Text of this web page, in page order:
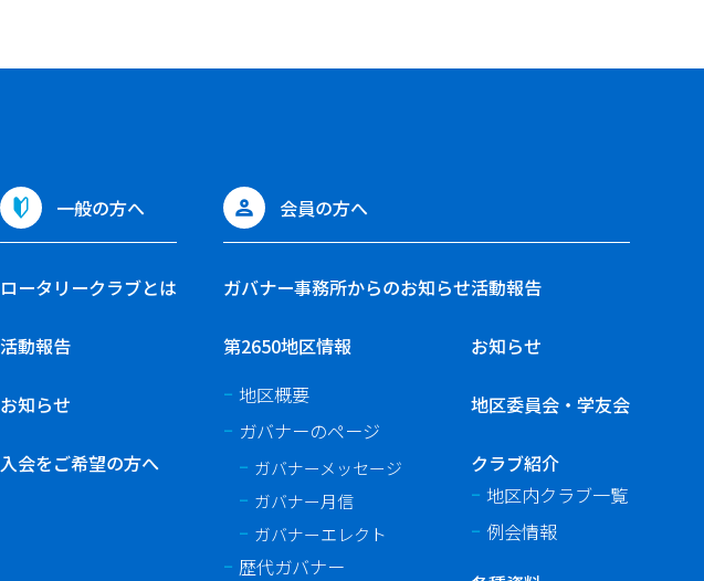
一般の方へ
ロータリークラブとは
活動報告
お知らせ
入会をご希望の方へ
会員の方へ
ガバナー事務所からのお知らせ
第2650地区情報
地区概要
ガバナーのページ
ガバナーメッセージ
ガバナー月信
ガバナーエレクト
歴代ガバナー
活動報告
お知らせ
地区委員会・学友会
クラブ紹介
地区内クラブ一覧
例会情報